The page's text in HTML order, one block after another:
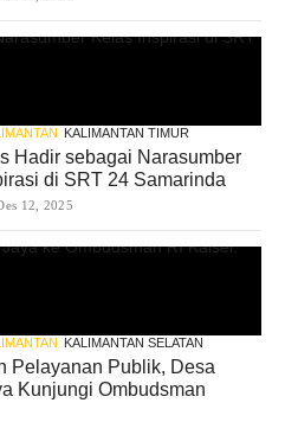
KALIMANTAN TIMUR
Hadir sebagai Narasumber
di SRT 24 Samarinda
12, 2025
KALIMANTAN SELATAN
Pelayanan Publik, Desa
Kunjungi Ombudsman